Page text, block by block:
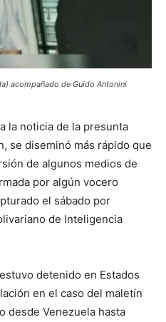
acompañado de Guido Antonini
la noticia de la presunta
se diseminó más rápido que
de algunos medios de
por algún vocero
el sábado por
de Inteligencia
detenido en Estados
en el caso del maletín
desde Venezuela hasta